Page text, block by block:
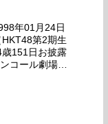
年01月24日
第2期生
151日お披露
コール劇場デ